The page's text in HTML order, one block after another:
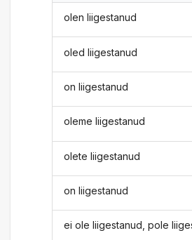
olen liigestanud
oled liigestanud
on liigestanud
oleme liigestanud
olete liigestanud
on liigestanud
ei ole liigestanud, pole